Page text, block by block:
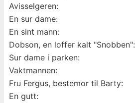
Avisselgeren:
En sur dame:
En sint mann:
Dobson, en loffer kalt "Snobben":
Sur dame i parken:
Vaktmannen:
Fru Fergus, bestemor til Barty:
En gutt: